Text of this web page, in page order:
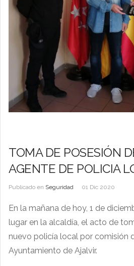
TOMA DE POSESIÓN
AGENTE DE POLICIA
Publicado en Seguridad 01 Dic 2020
En la mañana de hoy, 1 de
lugar en la alcaldía, el acto de
nuevo policía local por comisión
Ayuntamiento de Ajalvir.